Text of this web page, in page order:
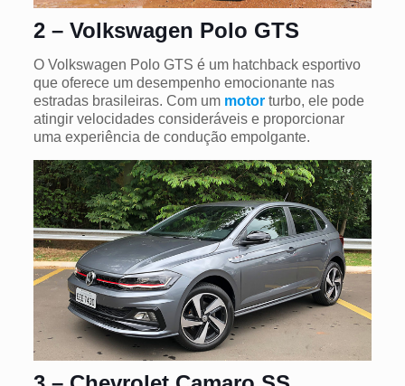
2 – Volkswagen Polo GTS
O Volkswagen Polo GTS é um hatchback esportivo
que oferece um desempenho emocionante nas
estradas brasileiras. Com um motor turbo, ele pode
atingir velocidades consideráveis e proporcionar
uma experiência de condução empolgante.